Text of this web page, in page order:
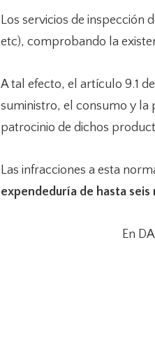
Los servicios de inspección
etc), comprobando la
A tal efecto, el artículo 9.1
suministro, el consumo y la
patrocinio de dichos
Las infracciones a esta
expendeduría de hasta seis
En